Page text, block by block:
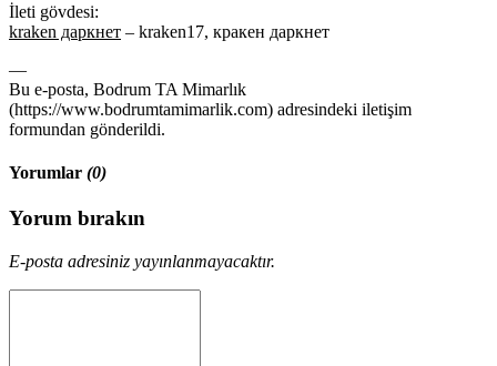
İleti gövdesi:
kraken даркнет – kraken17, кракен даркнет
—
Bu e-posta, Bodrum TA Mimarlık
(https://www.bodrumtamimarlik.com) adresindeki iletişim
formundan gönderildi.
Yorumlar (0)
Yorum bırakın
E-posta adresiniz yayınlanmayacaktır.